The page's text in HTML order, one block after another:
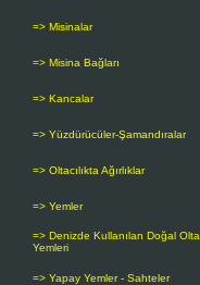
=> Misinalar
=> Misina Bağları
=> Kancalar
=> Yüzdürücüler-Şamandıralar
=> Oltacılıkta Ağırlıklar
=> Yemler
=> Denizde Kullanılan Doğal Olta
Yemleri
=> Yapay Yemler - Sahteler